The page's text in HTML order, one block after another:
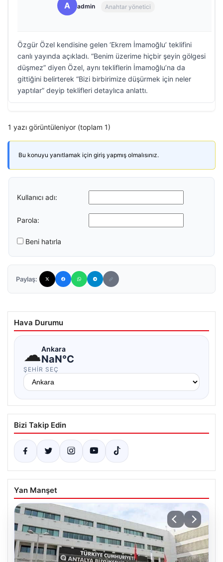
A admin Anahtar yönetici
Özgür Özel kendisine gelen ‘Ekrem İmamoğlu’ teklifini
canlı yayında açıkladı. “Benim üzerime hiçbir şeyin gölgesi
düşmez” diyen Özel, aynı tekliflerin İmamoğlu’na da
gittiğini belirterek “Bizi birbirimize düşürmek için neler
yaptılar” deyip teklifleri detaylıca anlattı.
1 yazı görüntüleniyor (toplam 1)
Bu konuyu yanıtlamak için giriş yapmış olmalısınız.
Kullanıcı adı:
Parola:
Beni hatırla
Paylaş:
Hava Durumu
☁Ankara
NaN°C
ŞEHIR SEÇ
Bizi Takip Edin
Yan Manşet